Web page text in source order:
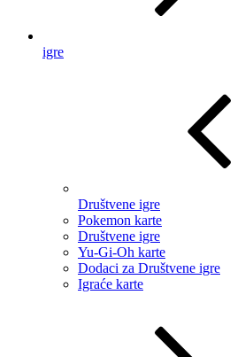
igre
Društvene igre
Pokemon karte
Društvene igre
Yu-Gi-Oh karte
Dodaci za Društvene igre
Igraće karte